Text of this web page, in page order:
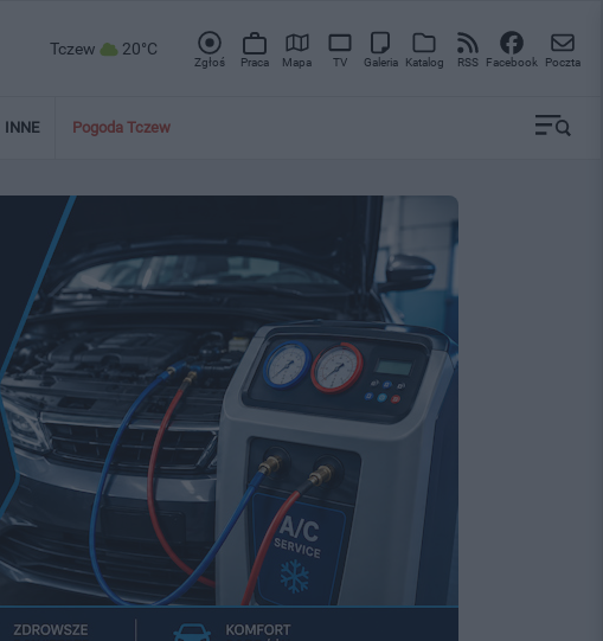
Tczew 20°C
Zgłoś Praca Mapa TV Galeria Katalog RSS Facebook Poczta
INNE Pogoda Tczew